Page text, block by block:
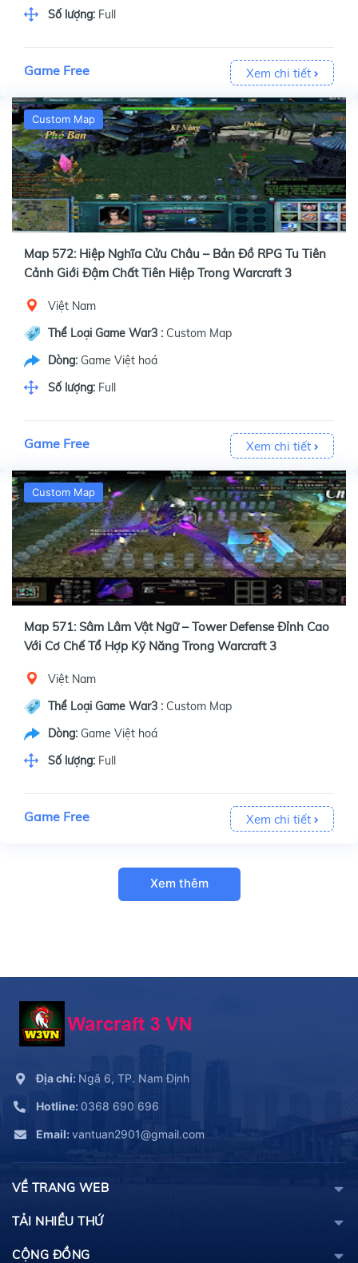
Số lượng: Full
Game Free Xem chi tiết
Custom Map
Map 572: Hiệp Nghĩa Cửu Châu – Bản Đồ RPG Tu Tiên
Cảnh Giới Đậm Chất Tiên Hiệp Trong Warcraft 3
Việt Nam
Thể Loại Game War3 : Custom Map
Dòng: Game Việt hoá
Số lượng: Full
Game Free Xem chi tiết
Custom Map
Map 571: Sâm Lâm Vật Ngữ – Tower Defense Đỉnh Cao
Với Cơ Chế Tổ Hợp Kỹ Năng Trong Warcraft 3
Việt Nam
Thể Loại Game War3 : Custom Map
Dòng: Game Việt hoá
Số lượng: Full
Game Free Xem chi tiết
Xem thêm
Địa chỉ: Ngã 6, TP. Nam Định
Hotline: 0368 690 696
Email:vantuan2901@gmail.com
VỀ TRANG WEB
TẢI NHIỀU THỨ
CỘNG ĐỒNG